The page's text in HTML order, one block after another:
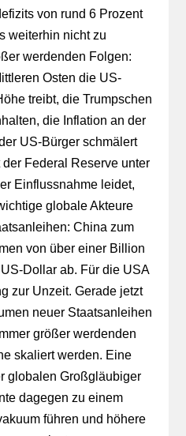
von rund 6 Prozent
weiterhin nicht zu
werdenden Folgen:
Osten die US-
treibt, die Trumpschen
die Inflation an der
US-Bürger schmälert
Federal Reserve unter
Einflussnahme leidet,
globale Akteure
China zum
von über einer Billion
Dollar ab. Für die USA
zur Unzeit. Gerade jetzt
neuer Staatsanleihen
größer werdenden
skaliert werden. Eine
globalen Großgläubiger
dagegen zu einem
führen und höhere